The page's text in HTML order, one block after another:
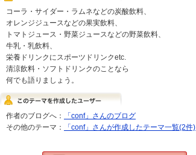
コーラ・サイダー・ラムネなどの炭酸飲料、
オレンジジュースなどの果実飲料、
トマトジュース・野菜ジュースなどの野菜飲料、
牛乳・乳飲料、
栄養ドリンクにスポーツドリンクetc.
清涼飲料・ソフトドリンクのことなら
何でも語りましょう。
作者のブログへ：
「conf」さんのブログ
その他のテーマ：
「conf」さんが作成したテーマ一覧(2件)